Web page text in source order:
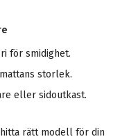
för smidighet.
storlek.
eller sidoutkast.
rätt modell för din